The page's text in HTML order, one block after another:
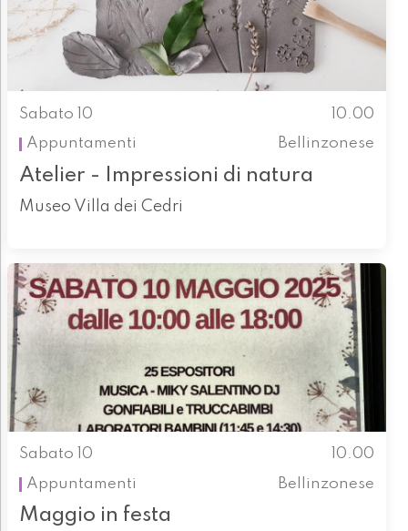
Sabato 10
10.00
Appuntamenti
Bellinzonese
Atelier - Impressioni di natura
Museo Villa dei Cedri
Sabato 10
10.00
Appuntamenti
Bellinzonese
Maggio in festa